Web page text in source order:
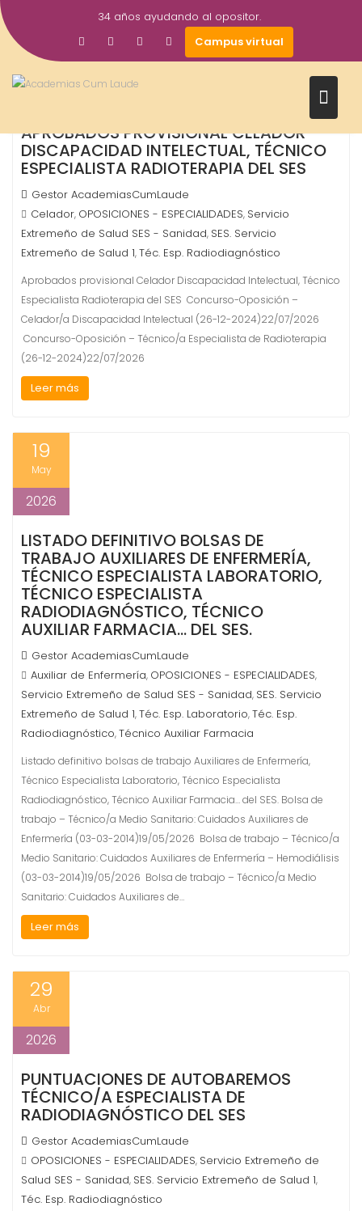
Saltar
al
contenido
34 años ayudando al opositor.
Campus virtual
Jul
2026
APROBADOS PROVISIONAL CELADOR
DISCAPACIDAD INTELECTUAL, TÉCNICO
ESPECIALISTA RADIOTERAPIA DEL SES
Gestor AcademiasCumLaude
Celador, OPOSICIONES - ESPECIALIDADES, Servicio
Extremeño de Salud SES - Sanidad, SES. Servicio
Extremeño de Salud 1,Téc. Esp. Radiodiagnóstico
Aprobados provisional Celador Discapacidad Intelectual, Técnico
Especialista Radioterapia del SES Concurso-Oposición –
Celador/a Discapacidad Intelectual (26-12-2024)22/07/2026
Concurso-Oposición – Técnico/a Especialista de Radioterapia
(26-12-2024)22/07/2026
Leer más
19
May
2026
LISTADO DEFINITIVO BOLSAS DE
TRABAJO AUXILIARES DE ENFERMERÍA,
TÉCNICO ESPECIALISTA LABORATORIO,
TÉCNICO ESPECIALISTA
RADIODIAGNÓSTICO, TÉCNICO
AUXILIAR FARMACIA… DEL SES.
Gestor AcademiasCumLaude
Auxiliar de Enfermería, OPOSICIONES - ESPECIALIDADES,
Servicio Extremeño de Salud SES - Sanidad, SES. Servicio
Extremeño de Salud 1,Téc. Esp. Laboratorio,Téc. Esp.
Radiodiagnóstico,Técnico Auxiliar Farmacia
Listado definitivo bolsas de trabajo Auxiliares de Enfermería,
Técnico Especialista Laboratorio, Técnico Especialista
Radiodiagnóstico, Técnico Auxiliar Farmacia… del SES. Bolsa de
trabajo – Técnico/a Medio Sanitario: Cuidados Auxiliares de
Enfermería (03-03-2014)19/05/2026 Bolsa de trabajo – Técnico/a
Medio Sanitario: Cuidados Auxiliares de Enfermería – Hemodiálisis
(03-03-2014)19/05/2026 Bolsa de trabajo – Técnico/a Medio
Sanitario: Cuidados Auxiliares de…
Leer más
29
Abr
2026
PUNTUACIONES DE AUTOBAREMOS
TÉCNICO/A ESPECIALISTA DE
RADIODIAGNÓSTICO DEL SES
Gestor AcademiasCumLaude
OPOSICIONES - ESPECIALIDADES, Servicio Extremeño de
Salud SES - Sanidad, SES. Servicio Extremeño de Salud 1,
Téc. Esp. Radiodiagnóstico